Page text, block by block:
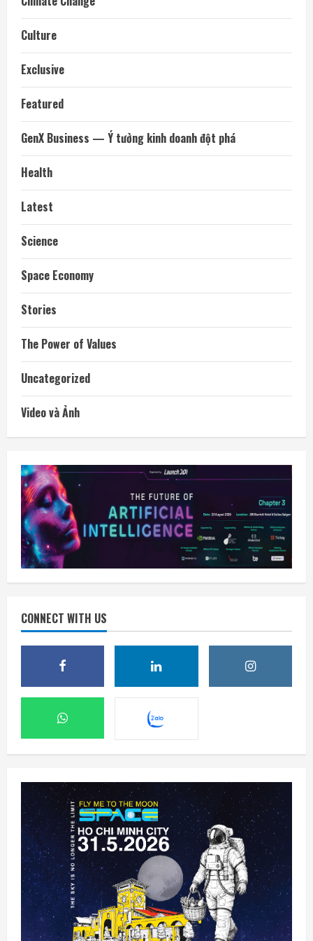
Culture
Exclusive
Featured
GenX Business — Ý tưởng kinh doanh đột phá
Health
Latest
Science
Space Economy
Stories
The Power of Values
Uncategorized
Video và Ảnh
CONNECT WITH US
2
Meta ra mắt tác nhân AI lập trình, cạnh
tranh với Anthropic và OpenAI
7 Tháng 8 2026, 08:18
Rocket Lab phóng vệ tinh quan sát của